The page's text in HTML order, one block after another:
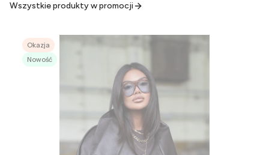
Wszystkie produkty w promocji
Okazja
Nowość